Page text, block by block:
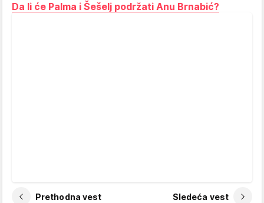
Da li će Palma i Šešelj podržati Anu Brnabić?
Prethodna vest Sledeća vest